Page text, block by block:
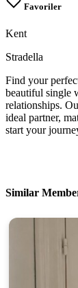
Favoriler
Kent
Stradella
Find your
beautiful single
relationships.
ideal partner,
start your
Similar